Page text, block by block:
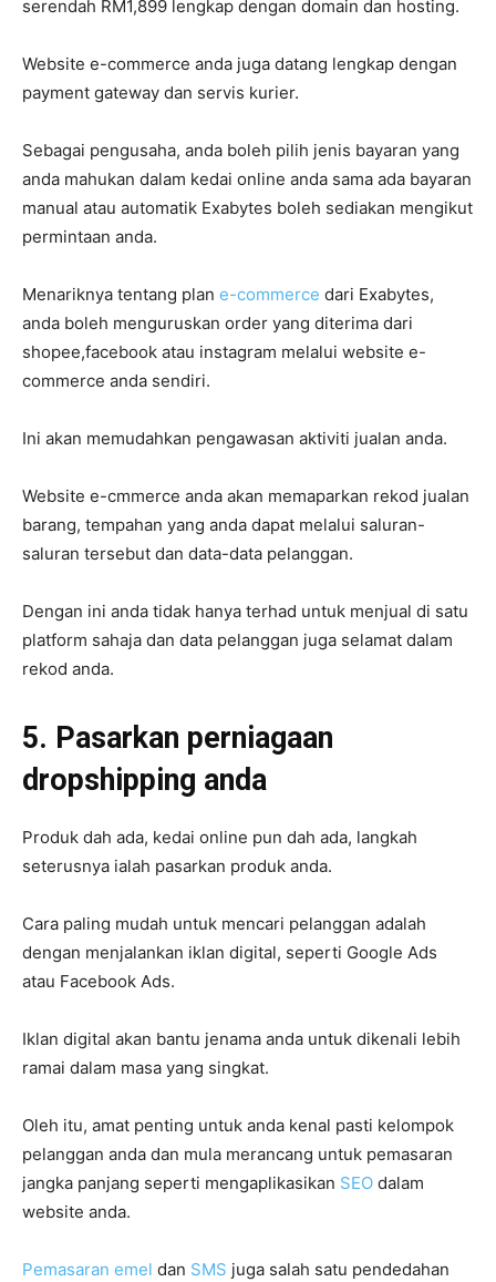
serendah RM1,899 lengkap dengan domain dan hosting.
Website e-commerce anda juga datang lengkap dengan
payment gateway dan servis kurier.
Sebagai pengusaha, anda boleh pilih jenis bayaran yang
anda mahukan dalam kedai online anda sama ada bayaran
manual atau automatik Exabytes boleh sediakan mengikut
permintaan anda.
Menariknya tentang plan e-commerce dari Exabytes,
anda boleh menguruskan order yang diterima dari
shopee,facebook atau instagram melalui website e-
commerce anda sendiri.
Ini akan memudahkan pengawasan aktiviti jualan anda.
Website e-cmmerce anda akan memaparkan rekod jualan
barang, tempahan yang anda dapat melalui saluran-
saluran tersebut dan data-data pelanggan.
Dengan ini anda tidak hanya terhad untuk menjual di satu
platform sahaja dan data pelanggan juga selamat dalam
rekod anda.
5. Pasarkan perniagaan
dropshipping anda
Produk dah ada, kedai online pun dah ada, langkah
seterusnya ialah pasarkan produk anda.
Cara paling mudah untuk mencari pelanggan adalah
dengan menjalankan iklan digital, seperti Google Ads
atau Facebook Ads.
Iklan digital akan bantu jenama anda untuk dikenali lebih
ramai dalam masa yang singkat.
Oleh itu, amat penting untuk anda kenal pasti kelompok
pelanggan anda dan mula merancang untuk pemasaran
jangka panjang seperti mengaplikasikan SEO dalam
website anda.
Pemasaran emel dan SMS juga salah satu pendedahan